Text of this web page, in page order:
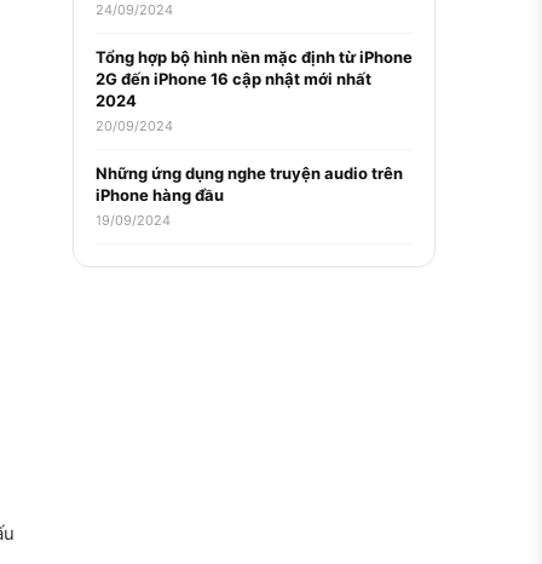
24/09/2024
Tổng hợp bộ hình nền mặc định từ iPhone
2G đến iPhone 16 cập nhật mới nhất
2024
20/09/2024
Những ứng dụng nghe truyện audio trên
iPhone hàng đầu
19/09/2024